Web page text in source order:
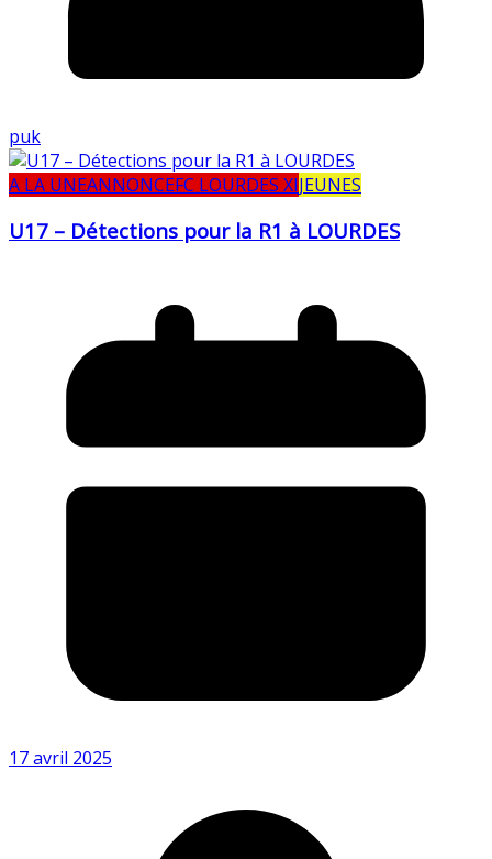
puk
A LA UNEANNONCEFC LOURDES XIJEUNES
U17 – Détections pour la R1 à LOURDES
17 avril 2025